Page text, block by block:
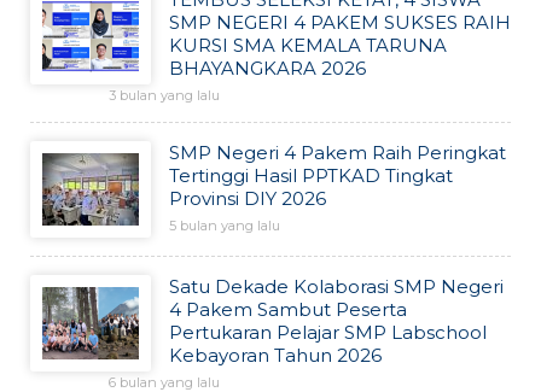
SMP NEGERI 4 PAKEM SUKSES RAIH
KURSI SMA KEMALA TARUNA
BHAYANGKARA 2026
3 bulan yang lalu
SMP Negeri 4 Pakem Raih Peringkat
Tertinggi Hasil PPTKAD Tingkat
Provinsi DIY 2026
5 bulan yang lalu
Satu Dekade Kolaborasi SMP Negeri
4 Pakem Sambut Peserta
Pertukaran Pelajar SMP Labschool
Kebayoran Tahun 2026
6 bulan yang lalu